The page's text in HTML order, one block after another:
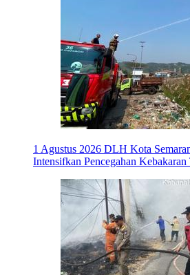
1 Agustus 2026 DLH Kota
Intensifkan Pencegahan Kebakaran